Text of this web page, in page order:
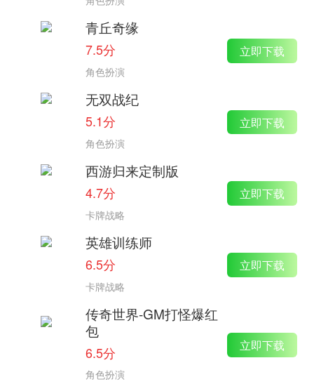
青丘奇缘
7.5分
角色扮演
立即下载
无双战纪
5.1分
角色扮演
立即下载
西游归来定制版
4.7分
卡牌战略
立即下载
英雄训练师
6.5分
卡牌战略
立即下载
传奇世界-GM打怪爆红
包
6.5分
角色扮演
立即下载